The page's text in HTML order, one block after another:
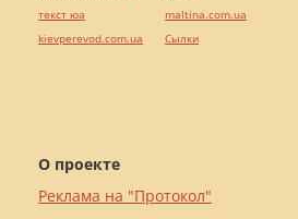
О проекте
Реклама на "Протокол"
текст юа
kievperevod.com.ua
maltina.com.ua
Cылки